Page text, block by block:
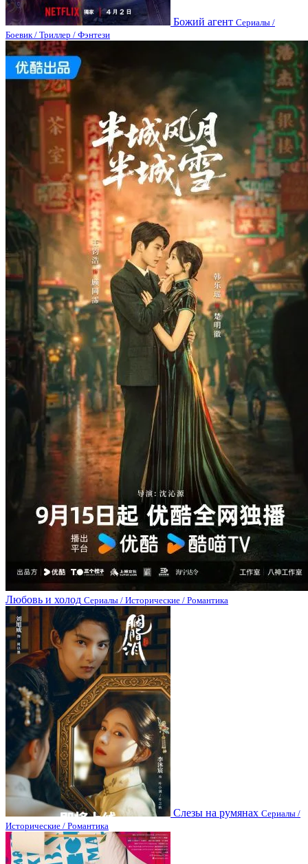
Божий агент Сериалы /
Боевик / Триллер / Фэнтези
Любовь и холод Сериалы / Исторические / Романтика
Слезы на румянах Сериалы /
Исторические / Романтика